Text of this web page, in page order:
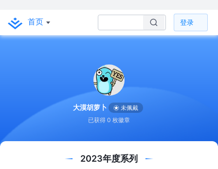
首页 登录
大漠胡萝卜
未佩戴
已获得 0 枚徽章
2023年度系列